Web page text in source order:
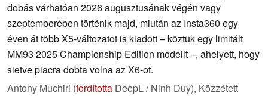
dobás várhatóan 2026 augusztusának végén vagy
szeptemberében történik majd, miután az Insta360 egy
éven át több X5-változatot is kiadott – köztük egy limitált
MM93 2025 Championship Edition modellt –, ahelyett, hogy
sietve piacra dobta volna az X6-ot.
Antony Muchiri (fordította DeepL / Ninh Duy), Közzétett